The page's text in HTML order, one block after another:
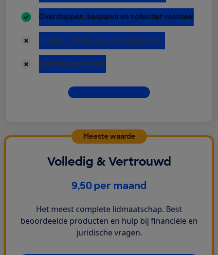
inbegrepen:
Overstappen, besparen en collectief voordeel
niet inbegrepen:
Juridisch Advies en voorbeeldbrieven
niet inbegrepen:
Hulp bij je geldzaken
Dit krijg je allemaal
Meeste waarde
Volledig & Vertrouwd
€
9,50per maand
Het meest complete lidmaatschap. Best
beoordeelde producten en hulp bij financiële en
juridische vragen.